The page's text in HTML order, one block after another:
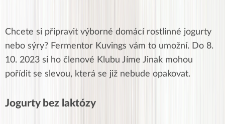
Chcete si připravit výborné domácí rostlinné jogurty
nebo sýry? Fermentor Kuvings vám to umožní. Do 8.
10. 2023 si ho členové Klubu Jíme Jinak mohou
pořídit se slevou, která se již nebude opakovat.
Jogurty bez laktózy